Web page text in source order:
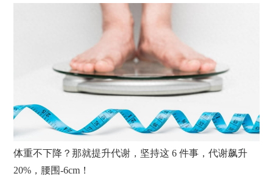
体重不下降？那就提升代谢，坚持这 6 件事，代谢飙升
20%，腰围-6cm！